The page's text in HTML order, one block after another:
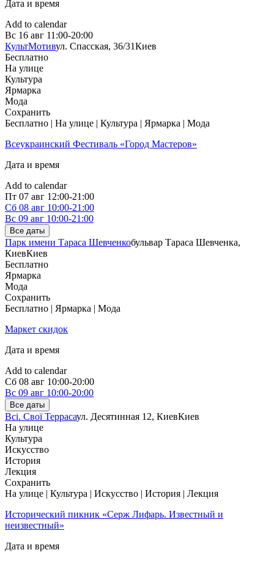
Дата и время
Add to calendar
Вс 16 авг 11:00-20:00
КультМотивул. Спасская, 36/31Киев
Бесплатно
На улице
Культура
Ярмарка
Мода
Сохранить
Бесплатно | На улице | Культура | Ярмарка | Мода
Всеукраинский Фестиваль «Город Мастеров»
Дата и время
Add to calendar
Пт 07 авг 12:00-21:00
Сб 08 авг 10:00-21:00
Вс 09 авг 10:00-21:00
Все даты
Парк имени Тараса Шевченкобульвар Тараса Шевченка,
КиевКиев
Бесплатно
Ярмарка
Мода
Сохранить
Бесплатно | Ярмарка | Мода
Маркет скидок
Дата и время
Add to calendar
Сб 08 авг 10:00-20:00
Вс 09 авг 10:00-20:00
Все даты
Всі. Свої Террасаул. Десятинная 12, КиевКиев
На улице
Культура
Искусство
История
Лекция
Сохранить
На улице | Культура | Искусство | История | Лекция
Исторический пикник «Серж Лифарь. Известный и
неизвестный»
Дата и время